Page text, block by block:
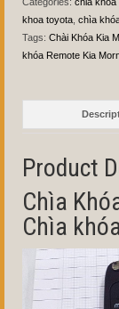
khoa toyota chìa
Tags: Chài Khóa Kia
khóa Remote Kia
Product
Chìa
Chìa